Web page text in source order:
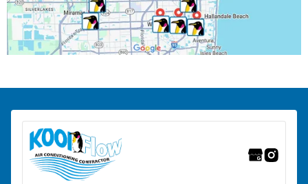
Pembroke Park, FL
Pembroke Pines, FL
Riverwalk Fort Lauderdale, FL
Tamarac, FL